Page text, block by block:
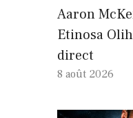
Aaron
Etinosa
direct
8 août 2026